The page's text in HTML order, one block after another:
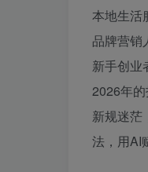
本地生活
品牌营销
新手创业
2026年
新规迷茫
法，用AI